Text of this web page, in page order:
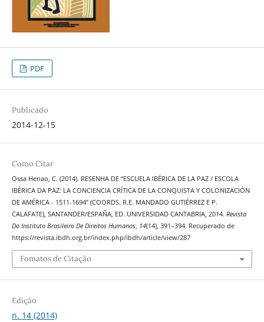
PDF
Publicado
2014-12-15
Como Citar
Ossa Henao, C. (2014). RESENHA DE “ESCUELA IBÉRICA DE LA PAZ / ESCOLA
IBÉRICA DA PAZ: LA CONCIENCIA CRÍTICA DE LA CONQUISTA Y COLONIZACIÓN
DE AMÉRICA - 1511-1694” (COORDS. R.E. MANDADO GUTIÉRREZ E P.
CALAFATE), SANTANDER/ESPAÑA, ED. UNIVERSIDAD CANTABRIA, 2014. Revista
Do Instituto Brasileiro De Direitos Humanos, 14(14), 391–394. Recuperado de
https://revista.ibdh.org.br/index.php/ibdh/article/view/287
Fomatos de Citação
Edição
n. 14 (2014)